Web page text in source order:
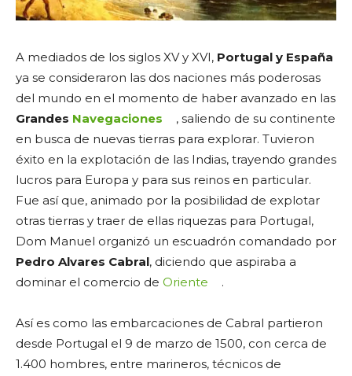
A mediados de los siglos XV y XVI, Portugal y España
ya se consideraron las dos naciones más poderosas
del mundo en el momento de haber avanzado en las
Grandes Navegaciones
, saliendo de su continente
en busca de nuevas tierras para explorar. Tuvieron
éxito en la explotación de las Indias, trayendo grandes
lucros para Europa y para sus reinos en particular.
Fue así que, animado por la posibilidad de explotar
otras tierras y traer de ellas riquezas para Portugal,
Dom Manuel organizó un escuadrón comandado por
Pedro Alvares Cabral, diciendo que aspiraba a
dominar el comercio de Oriente .
Así es como las embarcaciones de Cabral partieron
desde Portugal el 9 de marzo de 1500, con cerca de
1.400 hombres, entre marineros, técnicos de